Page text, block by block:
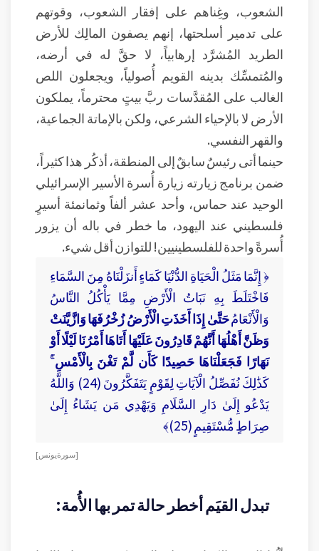
الشعوب، وغِناهم على إفقار الشعوب، وقوتهم
على تدمير أسلحتها، إنهم يصفون المالِك للأرض
الطريد المُشرَّد إرهابياً، لا حقَّ له في أرضه،
والمُتمسِّك بدينه القويم أُصولياً، ويجعلون اللص
الغالب على المُقدَّسات ربَّ بيتٍ محترماً، يملكون
الأرض لا بالإحياء الشرعي، ولكن بالإماتة الجماعية،
والقهر النفسي.
حينما أتى رئيسٌ سابقٌ إلى المنطقة، أذكُر هذا كثيراً،
ضمن برنامج زيارته زيارة أُسرة الأسير الإسرائيلي
الوحيد عند حماس، وأحد عشر ألفاً وثمانمئة أسيرٍ
فلسطيني عند اليهود، ما خطر في باله أن يزور
أُسرةً واحدة للفلسطينيين! للتوازن أقل شيء.
﴿ إِنَّمَا مَثَلُ الْحَيَاةِ الدُّنْيَا كَمَاءٍ أَنزَلْنَاهُ مِنَ السَّمَاءِ
فَاخْتَلَطَ بِهِ نَبَاتُ الْأَرْضِ مِمَّا يَأْكُلُ النَّاسُ
وَالْأَنْعَامُحَتَّىٰ إِذَا أَخَذَتِ الْأَرْضُ زُخْرُفَهَا وَازَّيَّنَتْ
وَظَنَّ أَهْلُهَا أَنَّهُمْ قَادِرُونَ عَلَيْهَا أَتَاهَا أَمْرُنَا لَيْلًا أَوْ
نَهَارًا فَجَعَلْنَاهَا حَصِيدًا كَأَن لَّمْ تَغْنَ بِالْأَمْسِ ۚ
كَذَٰلِكَ نُفَصِّلُ الْآيَاتِ لِقَوْمٍ يَتَفَكَّرُونَ (24) وَاللَّهُ
يَدْعُو إِلَىٰ دَارِ السَّلَامِ وَيَهْدِي مَن يَشَاءُ إِلَىٰ
صِرَاطٍ مُّسْتَقِيمٍ (25)﴾
[ سورة يونس ]
تبدل القيَم أخطر حالة تمر بها الأُمة: